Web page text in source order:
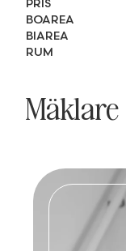
PRIS
BOAREA
BIAREA
RUM
Mäklare